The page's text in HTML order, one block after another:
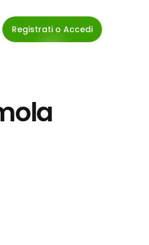
Registrati o Accedi